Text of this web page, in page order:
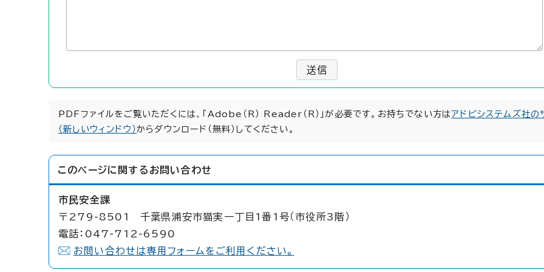
送信
PDFファイルをご覧いただくには、「Adobe（R） Reader（R）」が必要です。お持ちでない方はアドビシステムズ社の
（新しいウィンドウ）からダウンロード（無料）してください。
このページに関する お問い合わせ
市民安全課
〒279-8501 千葉県浦安市猫実一丁目1番1号（市役所3階）
電話：047-712-6590
お問い合わせは専用フォームをご利用ください。